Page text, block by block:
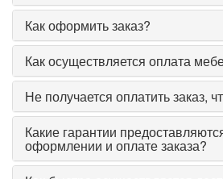
Как оформить заказ?
Как осуществляется оплата
Не получается оплатить заказ,
Какие гарантии
оформлении и оплате заказа?